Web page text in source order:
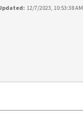
12/7/2023, 10:53:38 AM